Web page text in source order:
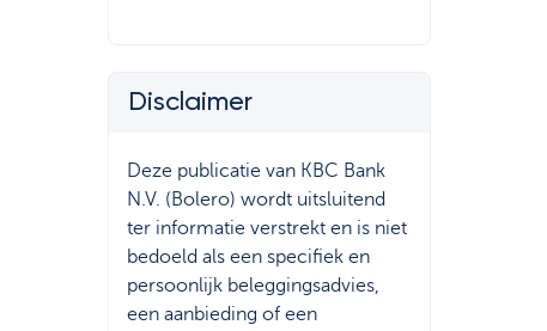
Disclaimer
Deze publicatie van KBC Bank
N.V. (Bolero) wordt uitsluitend
ter informatie verstrekt en is niet
bedoeld als een specifiek en
persoonlijk beleggingsadvies,
een aanbieding of een